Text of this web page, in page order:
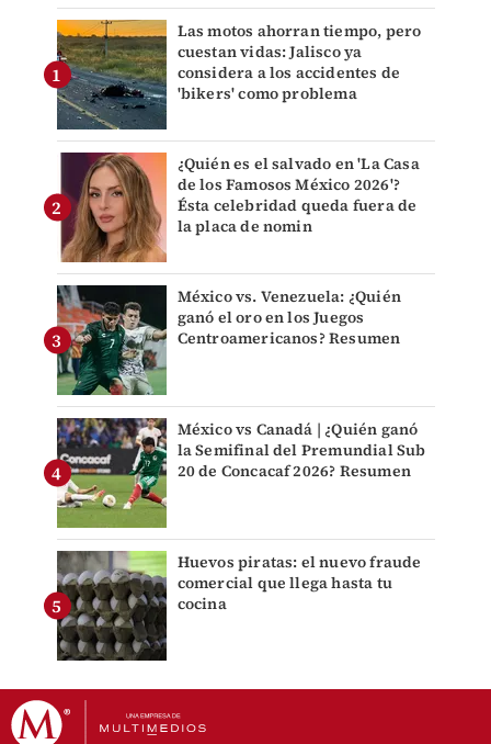
Las motos ahorran tiempo, pero
cuestan vidas: Jalisco ya
considera a los accidentes de
'bikers' como problema
¿Quién es el salvado en 'La Casa
de los Famosos México 2026'?
Ésta celebridad queda fuera de
la placa de nomin
México vs. Venezuela: ¿Quién
ganó el oro en los Juegos
Centroamericanos? Resumen
México vs Canadá | ¿Quién ganó
la Semifinal del Premundial Sub
20 de Concacaf 2026? Resumen
Huevos piratas: el nuevo fraude
comercial que llega hasta tu
cocina